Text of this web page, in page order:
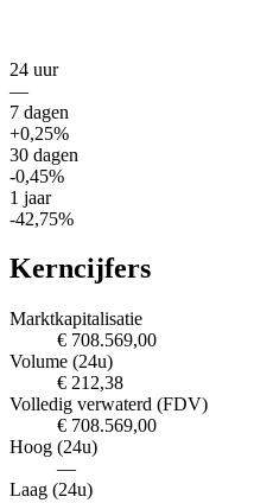
24 uur
—
7 dagen
+0,25%
30 dagen
-0,45%
1 jaar
-42,75%
Kerncijfers
Marktkapitalisatie
€ 708.569,00
Volume (24u)
€ 212,38
Volledig verwaterd (FDV)
€ 708.569,00
Hoog (24u)
—
Laag (24u)